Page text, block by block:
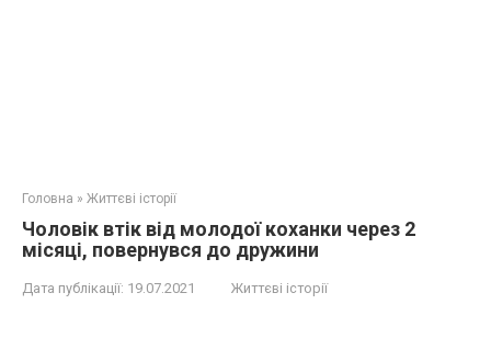
Головна » Життєві історії
Чоловік втік від молодої коханки через 2
місяці, повернувся до дружини
Дата публікації: 19.07.2021 Життєві історії